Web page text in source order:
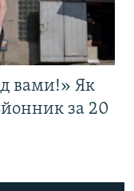
вами!» Як
за 20